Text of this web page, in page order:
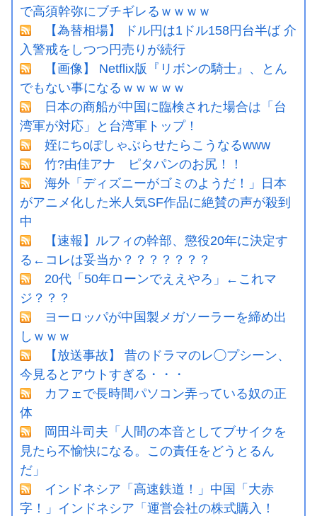
で高須幹弥にブチギレるｗｗｗｗ
【為替相場】 ドル円は1ドル158円台半ば 介
入警戒をしつつ円売りが続行
【画像】 Netflix版『リボンの騎士』、とん
でもない事になるｗｗｗｗｗ
日本の商船が中国に臨検された場合は「台
湾軍が対応」と台湾軍トップ！
姪にちoぽしゃぶらせたらこうなるwww
竹?由佳アナ ピタパンのお尻！！
海外「ディズニーがゴミのようだ！」日本
がアニメ化した米人気SF作品に絶賛の声が殺到
中
【速報】ルフィの幹部、懲役20年に決定す
る←コレは妥当か？？？？？？？
20代「50年ローンでええやろ」←これマ
ジ？？？
ヨーロッパが中国製メガソーラーを締め出
しｗｗｗ
【放送事故】 昔のドラマのレ◯プシーン、
今見るとアウトすぎる・・・
カフェで長時間パソコン弄っている奴の正
体
岡田斗司夫「人間の本音としてブサイクを
見たら不愉快になる。この責任をどうとるん
だ」
インドネシア「高速鉄道！」中国「大赤
字！」インドネシア「運営会社の株式購入！